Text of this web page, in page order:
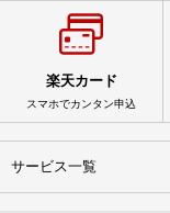
楽天カード
スマホでカンタン申込
サービス一覧